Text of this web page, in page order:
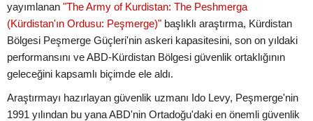
yayımlanan "The Army of Kurdistan: The Peshmerga
(Kürdistan'ın Ordusu: Peşmerge)" başlıklı araştırma, Kürdistan
Bölgesi Peşmerge Güçleri'nin askeri kapasitesini, son on yıldaki
performansını ve ABD-Kürdistan Bölgesi güvenlik ortaklığının
geleceğini kapsamlı biçimde ele aldı.
Araştırmayı hazırlayan güvenlik uzmanı Ido Levy, Peşmerge'nin
1991 yılından bu yana ABD'nin Ortadoğu'daki en önemli güvenlik